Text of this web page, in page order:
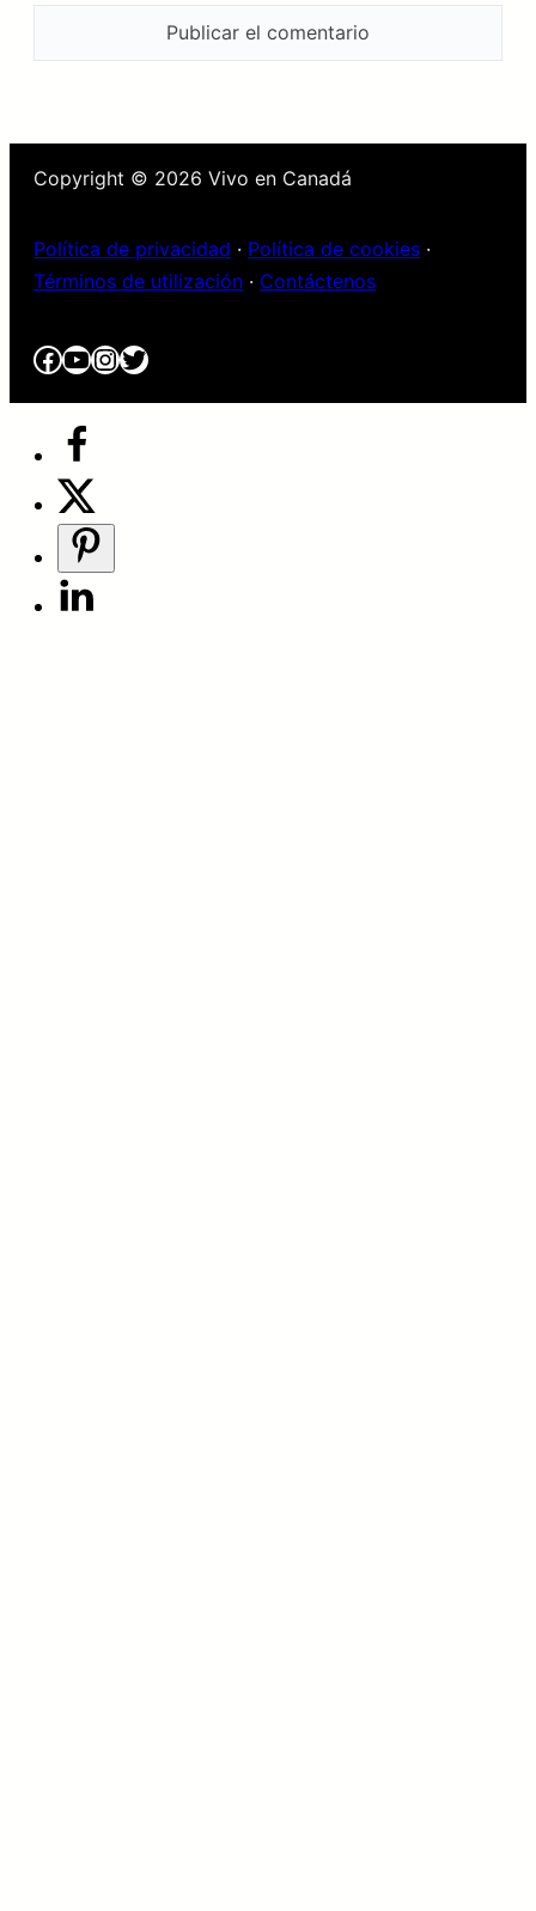
Copyright © 2026 Vivo en Canadá
Política de privacidad · Política de cookies ·
Términos de utilización · Contáctenos
Facebook
YouTube
Instagram
Twitter